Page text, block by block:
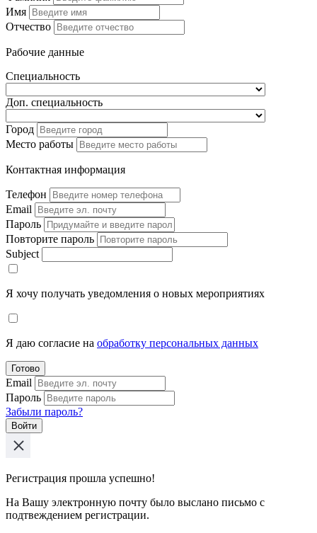
Имя
Отчество
Рабочие данные
Специальность
Доп. специальность
Город
Место работы
Контактная информация
Телефон
Email
Пароль
Повторите пароль
Subject
Я хочу получать уведомления о новых мероприятиях
Я даю согласие на обработку персональных данных
Готово
Email
Пароль
Забыли пароль?
Войти
Регистрация прошла успешно!
На Вашу электронную почту было выслано письмо с
подтвеждением регистрации.